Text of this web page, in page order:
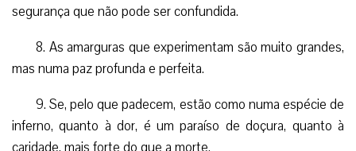
segurança que não pode ser confundida.
8. As amarguras que experimentam são muito grandes,
mas numa paz profunda e perfeita.
9. Se, pelo que padecem, estão como numa espécie de
inferno, quanto à dor, é um paraíso de doçura, quanto à
caridade, mais forte do que a morte.